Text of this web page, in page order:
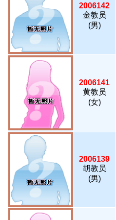
2006142
金教员
(男)
2006141
黄教员
(女)
2006139
胡教员
(男)